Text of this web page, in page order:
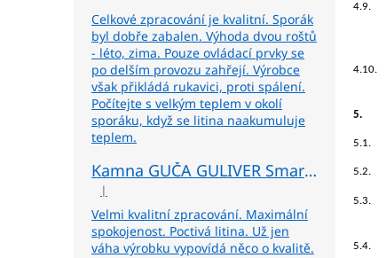
Celkové zpracování je kvalitní. Sporák
byl dobře zabalen. Výhoda dvou roštů
- léto, zima. Pouze ovládací prvky se
po delším provozu zahřejí. Výrobce
však přikládá rukavici, proti spálení.
Počítejte s velkým teplem v okolí
sporáku, když se litina naakumuluje
teplem.
Kamna GUČA GULIVER Smart P pravá - béžová
Hodnocení produktu je 5 z 5 hvězdiček.
|
Velmi kvalitní zpracování. Maximální
spokojenost. Poctivá litina. Už jen
váha výrobku vypovídá něco o kvalitě.
4.9.
4.10.
5.
5.1.
5.2.
5.3.
5.4.